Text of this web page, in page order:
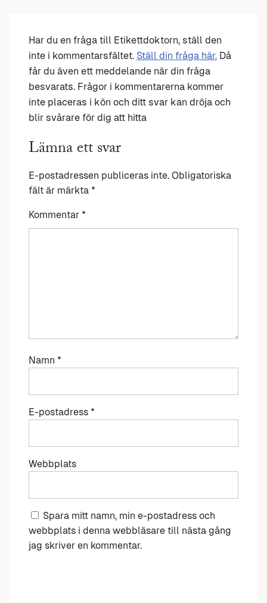
Har du en fråga till Etikettdoktorn, ställ den
inte i kommentarsfältet. Ställ din fråga här. Då
får du även ett meddelande när din fråga
besvarats. Frågor i kommentarerna kommer
inte placeras i kön och ditt svar kan dröja och
blir svårare för dig att hitta
Lämna ett svar
E-postadressen publiceras inte. Obligatoriska
fält är märkta *
Kommentar *
Namn *
E-postadress *
Webbplats
Spara mitt namn, min e-postadress och
webbplats i denna webbläsare till nästa gång
jag skriver en kommentar.